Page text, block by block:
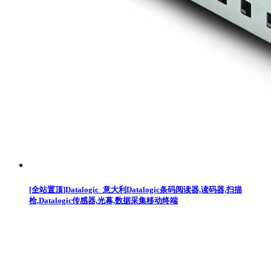
[全站置顶]Datalogic_意大利Datalogic条码阅读器,读码器,扫描
枪,Datalogic传感器,光幕,数据采集移动终端